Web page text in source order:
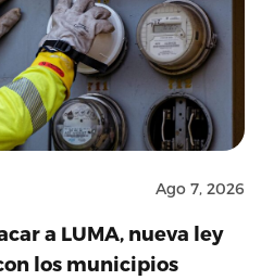
Ago 7, 2026
a LUMA, nueva ley
los municipios